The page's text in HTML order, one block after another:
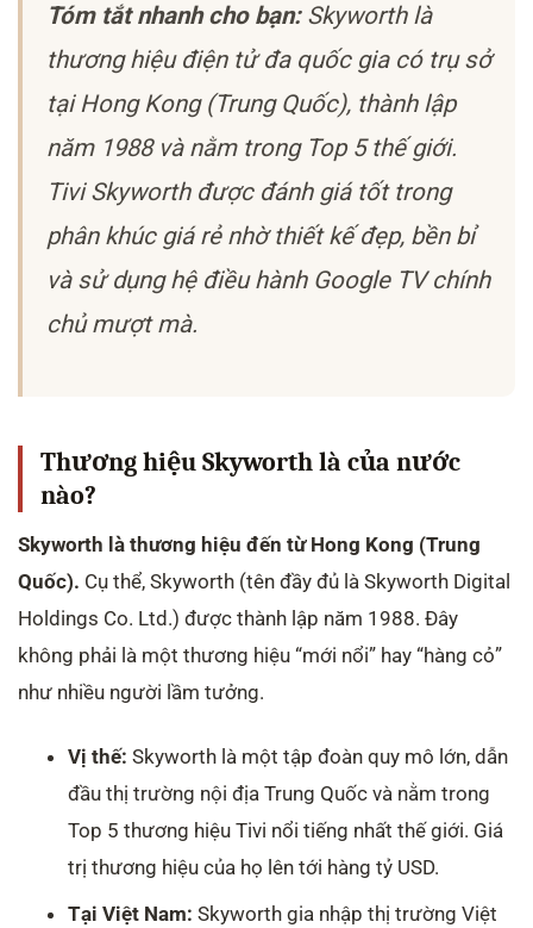
Tóm tắt nhanh cho bạn:Skyworth là
thương hiệu điện tử đa quốc gia có trụ sở
tại Hong Kong (Trung Quốc), thành lập
năm 1988 và nằm trong Top 5 thế giới.
Tivi Skyworth được đánh giá tốt trong
phân khúc giá rẻ nhờ thiết kế đẹp, bền bỉ
và sử dụng hệ điều hành Google TV chính
chủ mượt mà.
Thương hiệu Skyworth là của nước
nào?
Skyworth là thương hiệu đến từ Hong Kong (Trung
Quốc). Cụ thể, Skyworth (tên đầy đủ là Skyworth Digital
Holdings Co. Ltd.) được thành lập năm 1988. Đây
không phải là một thương hiệu “mới nổi” hay “hàng cỏ”
như nhiều người lầm tưởng.
Vị thế: Skyworth là một tập đoàn quy mô lớn, dẫn
đầu thị trường nội địa Trung Quốc và nằm trong
Top 5 thương hiệu Tivi nổi tiếng nhất thế giới. Giá
trị thương hiệu của họ lên tới hàng tỷ USD.
Tại Việt Nam: Skyworth gia nhập thị trường Việt